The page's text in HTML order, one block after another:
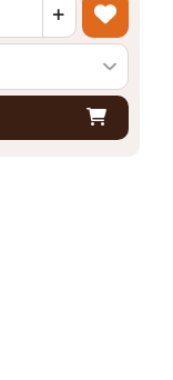
+